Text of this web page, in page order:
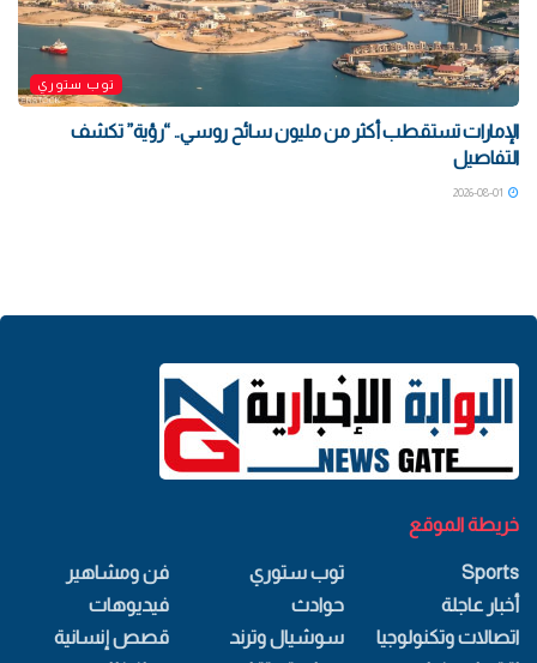
توب ستوري
الإمارات تستقطب أكثر من مليون سائح روسي.. “رؤية” تكشف
التفاصيل
خريطة الموقع
Sports
أخبار عاجلة
اتصالات وتكنولوجيا
توب ستوري
حوادث
سوشيال وترند
فن ومشاهير
فيديوهات
قصص إنسانية